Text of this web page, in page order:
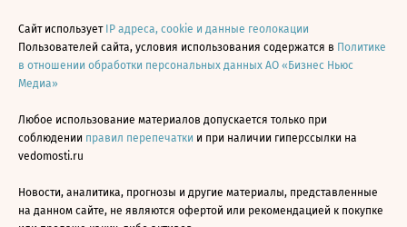
Сайт использует IP адреса, cookie и данные геолокации
Пользователей сайта, условия использования содержатся в Политике
в отношении обработки персональных данных АО «Бизнес Ньюс
Медиа»
Любое использование материалов допускается только при
соблюдении правил перепечатки и при наличии гиперссылки на
vedomosti.ru
Новости, аналитика, прогнозы и другие материалы, представленные
на данном сайте, не являются офертой или рекомендацией к покупке